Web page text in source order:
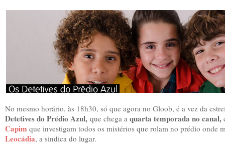
No mesmo horário, às 18h30, só que agora no Gloob, é a vez da
Detetives do Prédio Azul, que chega a quarta temporada no canal,
Capim que investigam todos os mistérios que rolam no prédio onde
Leocádia, a sindica do lugar.